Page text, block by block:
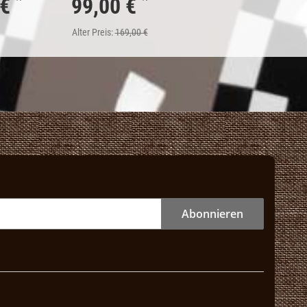
99,00 €
Alter Preis:169,00 €
Abonnieren